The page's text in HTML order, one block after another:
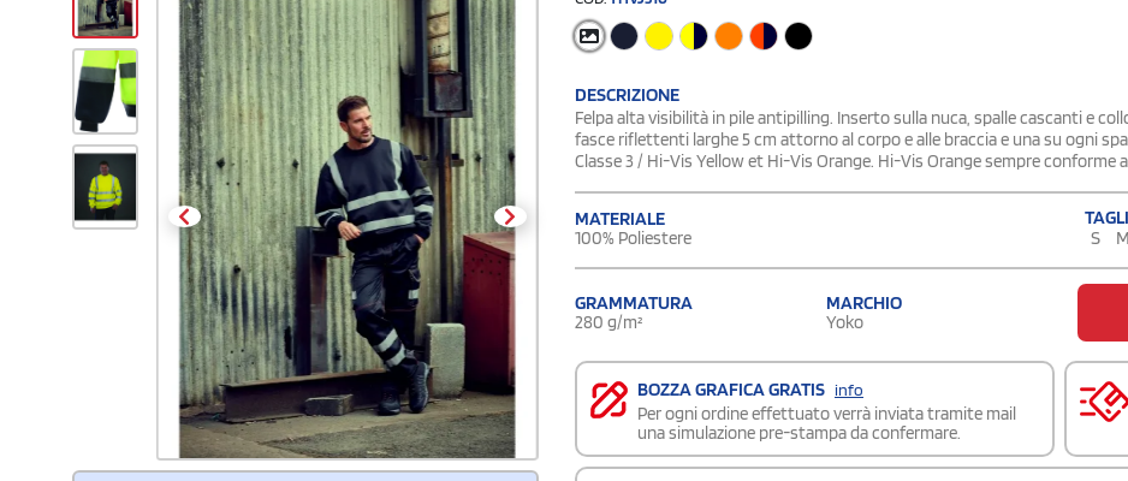
DESCRIZIONE
Felpa alta visibilità in pile antipilling. Inserto sulla nuca, spalle cascanti e
fasce riflettenti larghe 5 cm attorno al corpo e alle braccia e una su ogni
Classe 3 / Hi-Vis Yellow et Hi-Vis Orange. Hi-Vis Orange sempre conforme
MATERIALE
100% Poliestere
S
M
GRAMMATURA
280 g/m²
MARCHIO
Yoko
BOZZA GRAFICA GRATIS info
Per ogni ordine effettuato verrà inviata tramite mail
una simulazione pre-stampa da confermare.